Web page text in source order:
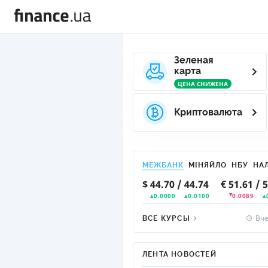
ЦЕНА СНИЖЕНА
Зеленая
карта
Криптовалюта
МЕЖБАНК
$44.70
0.0000
/ 44.74
0.0100
€51.61
0.0089
/
ВСЕ КУРСЫ
МІНЯЙЛО НБУ НАЛ
ЛЕНТА НОВОСТЕЙ